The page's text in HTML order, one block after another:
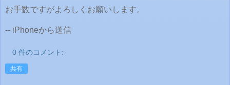
お手数ですがよろしくお願いします。
-- iPhoneから送信
0 件のコメント:
共有